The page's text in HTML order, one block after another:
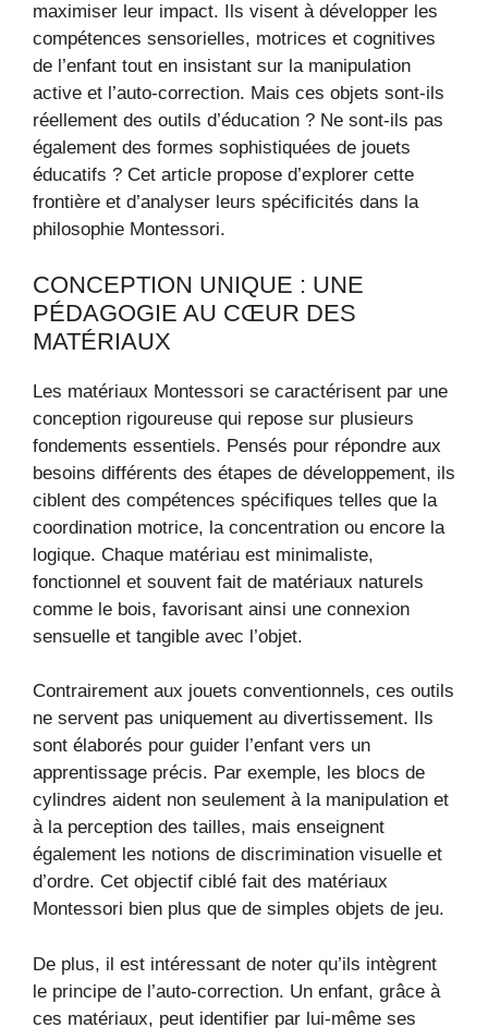
maximiser leur impact. Ils visent à développer les
compétences sensorielles, motrices et cognitives
de l’enfant tout en insistant sur la manipulation
active et l’auto-correction. Mais ces objets sont-ils
réellement des outils d’éducation ? Ne sont-ils pas
également des formes sophistiquées de jouets
éducatifs ? Cet article propose d’explorer cette
frontière et d’analyser leurs spécificités dans la
philosophie Montessori.
CONCEPTION UNIQUE : UNE
PÉDAGOGIE AU CŒUR DES
MATÉRIAUX
Les matériaux Montessori se caractérisent par une
conception rigoureuse qui repose sur plusieurs
fondements essentiels. Pensés pour répondre aux
besoins différents des étapes de développement, ils
ciblent des compétences spécifiques telles que la
coordination motrice, la concentration ou encore la
logique. Chaque matériau est minimaliste,
fonctionnel et souvent fait de matériaux naturels
comme le bois, favorisant ainsi une connexion
sensuelle et tangible avec l’objet.
Contrairement aux jouets conventionnels, ces outils
ne servent pas uniquement au divertissement. Ils
sont élaborés pour guider l’enfant vers un
apprentissage précis. Par exemple, les blocs de
cylindres aident non seulement à la manipulation et
à la perception des tailles, mais enseignent
également les notions de discrimination visuelle et
d’ordre. Cet objectif ciblé fait des matériaux
Montessori bien plus que de simples objets de jeu.
De plus, il est intéressant de noter qu’ils intègrent
le principe de l’auto-correction. Un enfant, grâce à
ces matériaux, peut identifier par lui-même ses